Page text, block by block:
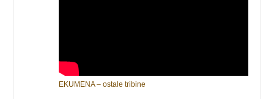
EKUMENA – ostale tribine